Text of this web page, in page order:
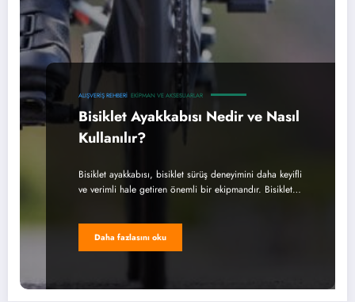
ALIŞVERIŞ REHBERI EKIPMAN VE AKSESUARLAR
Bisiklet Ayakkabısı Nedir ve Nasıl
Kullanılır?
Bisiklet ayakkabısı, bisiklet sürüş deneyimini daha keyifli
ve verimli hale getiren önemli bir ekipmandır. Bisiklet…
Daha fazlasını oku